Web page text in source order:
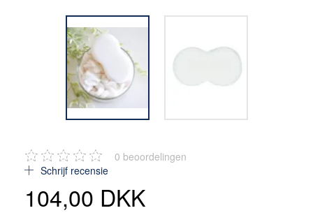
0 beoordelingen
Schrijf recensie
104,00 DKK